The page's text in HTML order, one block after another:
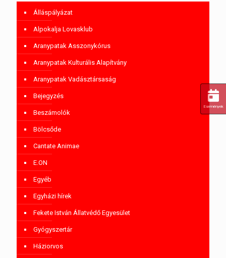
Álláspályázat
Alpokalja Lovasklub
Aranypatak Asszonykórus
Aranypatak Kulturális Alapítvány
Aranypatak Vadásztársaság
Bejegyzés
Beszámolók
Bölcsőde
Cantate Animae
E.ON
Egyéb
Egyházi hírek
Fekete István Állatvédő Egyesület
Gyógyszertár
Háziorvos
Események